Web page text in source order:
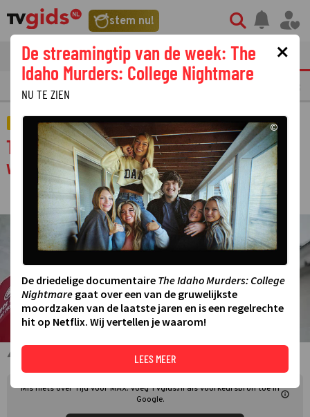
stem nu!
tvgids streaming nieuws
OPMERKELIJKE TV FRAGMENTEN
ACTUEEL
Tijd voor Max in het teken van overleden
weerman Piet Paulusma
22 MAART 2022 10:00
Piet Paulusma
Mis niets over Tijd voor MAX. Voeg TVgids.nl als voorkeursbron toe in
Google.
×
De streamingtip van de week: The
Idaho Murders: College Nightmare
NU TE ZIEN
©
De driedelige documentaire The Idaho Murders: College
Nightmare gaat over een van de gruwelijkste
moordzaken van de laatste jaren en is een regelrechte
hit op Netflix. Wij vertellen je waarom!
LEES MEER